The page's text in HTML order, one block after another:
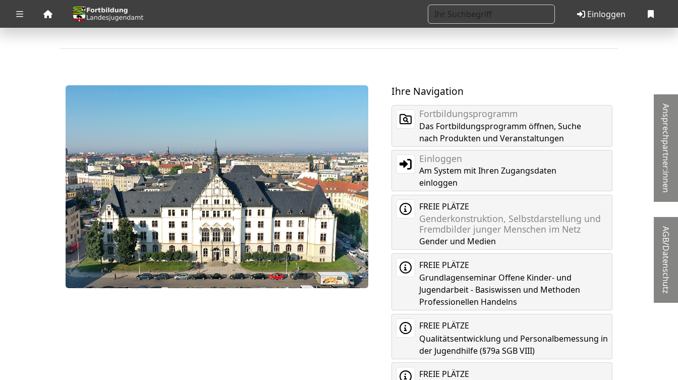
Einloggen
Zuklappen
Ansprechpartner:innen
AGB/Datenschutz
Ihre Navigation
Fortbildungsprogramm
Das Fortbildungsprogramm öffnen, Suche
nach Produkten und Veranstaltungen
Einloggen
Am System mit Ihren Zugangsdaten
einloggen
FREIE PLÄTZE
Genderkonstruktion, Selbstdarstellung und
Fremdbilder junger Menschen im Netz
Gender und Medien
FREIE PLÄTZE
Grundlagenseminar Offene Kinder- und
Jugendarbeit - Basiswissen und Methoden
Professionellen Handelns
FREIE PLÄTZE
Qualitätsentwicklung und Personalbemessung in
der Jugendhilfe (§79a SGB VIII)
FREIE PLÄTZE